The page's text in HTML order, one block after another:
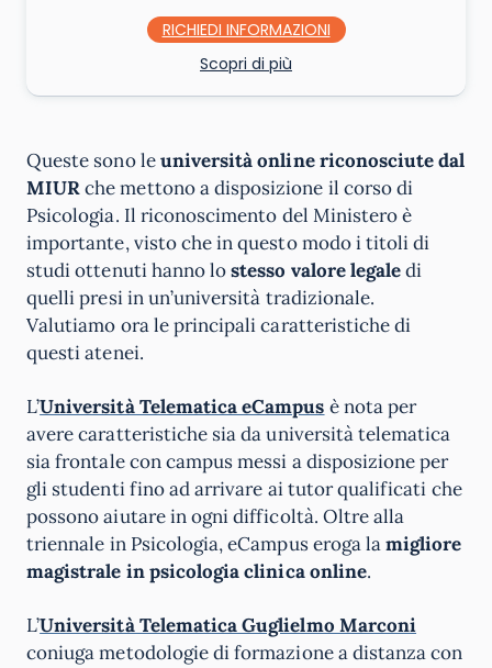
RICHIEDI INFO
Scopri di più
Queste sono leuniversità online riconosciute dal
MIURche mettono a disposizione il corso di
Psicologia. Il riconoscimento del Ministero è
importante, visto che in questo modo i titoli di
studi ottenuti hanno lostesso valore legaledi
quelli presi in un’università tradizionale.
Valutiamo ora le principali caratteristiche di
questi atenei.
L’Università Telematica eCampus è nota per
avere caratteristiche sia da università telematica
sia frontale con campus messi a disposizione per
gli studenti fino ad arrivare ai tutor qualificati che
possono aiutare in ogni difficoltà. Oltre alla
triennale in Psicologia, eCampus eroga lamigliore
magistrale in psicologia clinica online.
L’Università Telematica Guglielmo Marconi
coniuga metodologie di formazione a distanza con